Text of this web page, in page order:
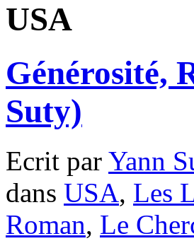
USA
Générosité,
Suty)
Ecrit par Yann
dans USA, Les
Roman, Le